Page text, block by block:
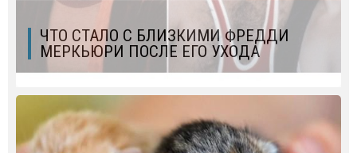
ЧТО СТАЛО С БЛИЗКИМИ ФРЕДДИ
МЕРКЬЮРИ ПОСЛЕ ЕГО УХОДА